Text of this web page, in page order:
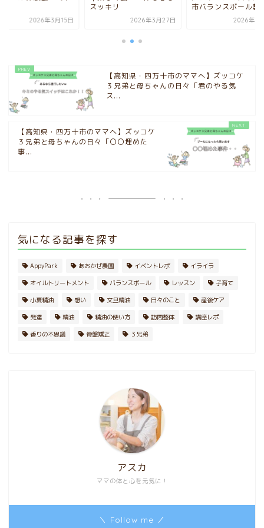
2026年3月15日
スッキリ
2026年3月27日
市バランスボール教
2026年3
【高知県・四万十市のママへ】ズッコケ
３兄弟と母ちゃんの日々「君のやる気
ス...
【高知県・四万十市のママへ】ズッコケ
３兄弟と母ちゃんの日々「〇〇埋めた
事...
気になる記事を探す
AppyPark あおかぜ農園 イベントレポ イライラ
オイルトリートメント バランスボール レッスン 子育て
小夏精油 想い 文旦精油 日々のこと 産後ケア
発達 精油 精油の使い方 訪問整体 講座レポ
香りの不思議 骨盤矯正 ３兄弟
ママの体と心を元気に！
アスカ
＼ Follow me ／